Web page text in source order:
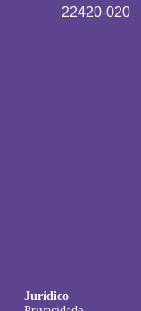
22420-020
Jurídico